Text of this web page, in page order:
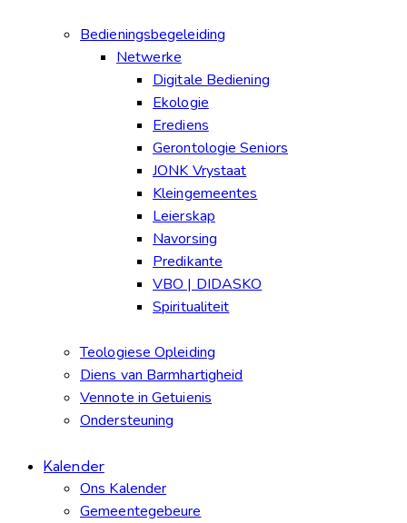
Bedieningsbegeleiding
Netwerke
Digitale Bediening
Ekologie
Erediens
Gerontologie Seniors
JONK Vrystaat
Kleingemeentes
Leierskap
Navorsing
Predikante
VBO | DIDASKO
Spiritualiteit
Teologiese Opleiding
Diens van Barmhartigheid
Vennote in Getuienis
Ondersteuning
Kalender
Ons Kalender
Gemeentegebeure